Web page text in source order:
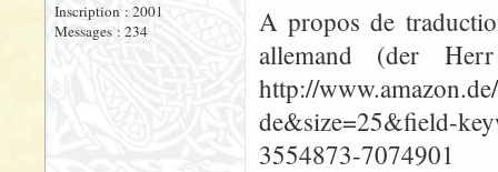
Inscription : 2001
Messages : 234
A propos de
allemand (der
http://
de&size=25&field-
3554873-7074901